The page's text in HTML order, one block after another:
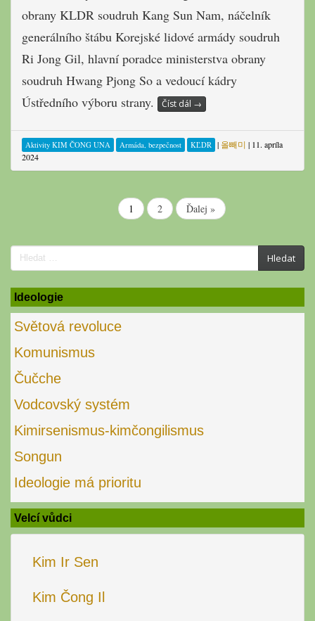
obrany KLDR soudruh Kang Sun Nam, náčelník
generálního štábu Korejské lidové armády soudruh
Ri Jong Gil, hlavní poradce ministerstva obrany
soudruh Hwang Pjong So a vedoucí kádry
Ústředního výboru strany.
Číst dál →
Aktivity KIM ČONG UNA Armáda, bezpečnost KĽDR | 올빼미 | 11. apríla
2024
1 2 Ďalej »
Search
for:
Hledat
Ideologie
Světová revoluce
Komunismus
Čučche
Vodcovský systém
Kimirsenismus-kimčongilismus
Songun
Ideologie má prioritu
Velcí vůdci
Kim Ir Sen
Kim Čong Il